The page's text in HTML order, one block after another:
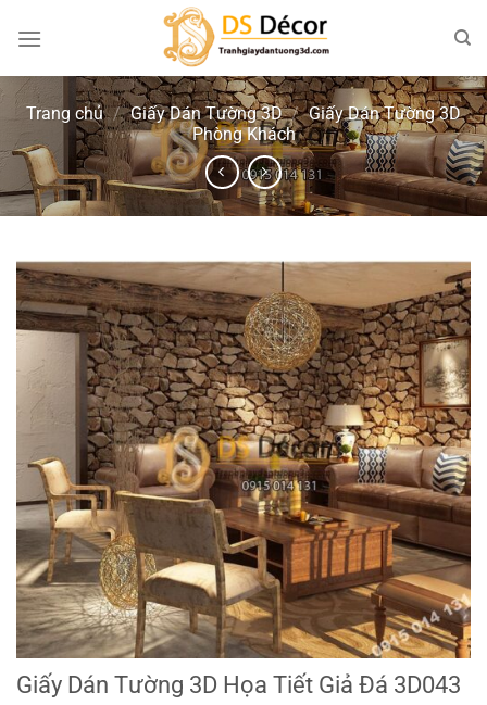
đến
dung
Trang chủ / Giấy Dán Tường 3D / Giấy Dán Tường 3D
Phòng Khách
Giấy Dán Tường 3D Họa Tiết Giả Đá 3D043